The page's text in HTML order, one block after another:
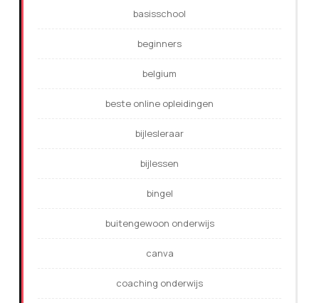
basisschool
beginners
belgium
beste online opleidingen
bijlesleraar
bijlessen
bingel
buitengewoon onderwijs
canva
coaching onderwijs